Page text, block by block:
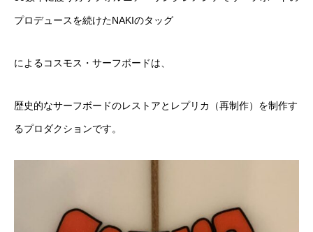
プロデュースを続けたNAKIのタッグ
によるコスモス・サーフボードは、
歴史的なサーフボードのレストアとレプリカ（再制作） を制作す
るプロダクションです。